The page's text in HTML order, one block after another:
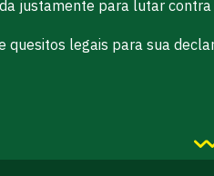
justamente para lutar
legais para sua